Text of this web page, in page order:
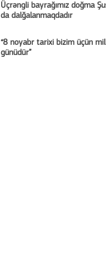
Üçrəngli bayrağımız doğma
da dalğalanmaqdadır
“8 noyabr tarixi bizim üçün
günüdür”